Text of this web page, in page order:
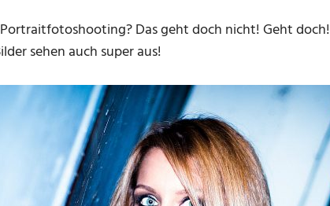
Das geht doch nicht! Geht doch!
sehen auch super aus!